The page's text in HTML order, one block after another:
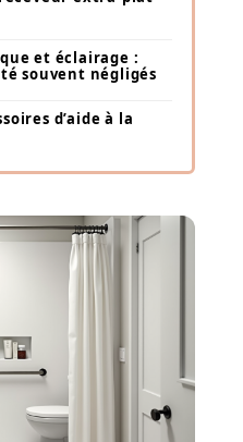
et éclairage :
souvent négligés
d’aide à la